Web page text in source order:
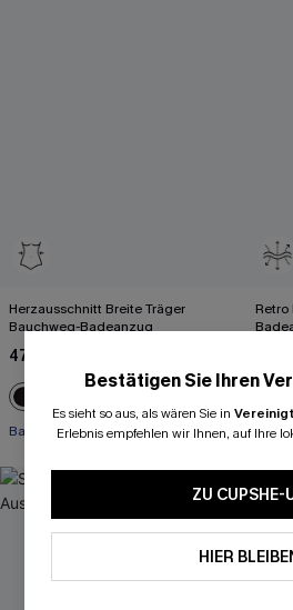
Herzausschnitt Breite Träger
Bauchweg-Badeanzug
47,00 €
Bauch Kontrolle
Retro
Bestätigen Sie Ihren
Es sieht so aus, als wären Sie in
Erlebnis empfehlen wir Ihnen, auf Ihre
ZU CUPSHE-
HIER